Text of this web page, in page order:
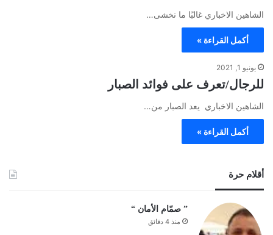
الشاهين الاخباري غالبًا ما نخشى…
أكمل القراءة »
يونيو 1, 2021
للرجال/تعرف على فوائد الصبار
الشاهين الاخباري يعد الصبار من…
أكمل القراءة »
أقلام حرة
‏” صمّام الأمان “
منذ 4 دقائق